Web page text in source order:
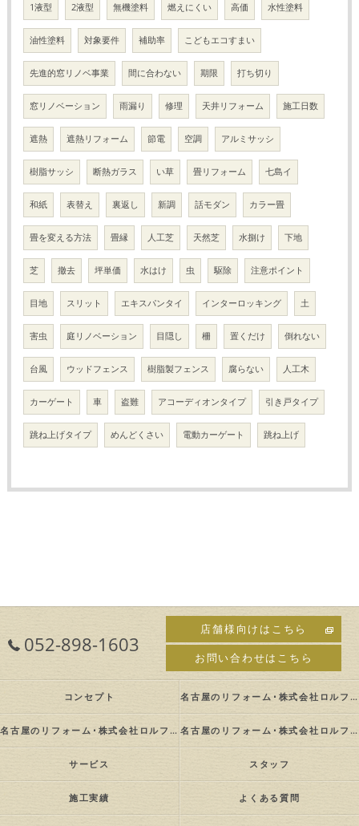
1液型 2液型 無機塗料 燃えにくい 高価 水性塗料
油性塗料 対象要件 補助率 こどもエコすまい
先進的窓リノベ事業 間に合わない 期限 打ち切り
窓リノベーション 雨漏り 修理 天井リフォーム 施工日数
遮熱 遮熱リフォーム 節電 空調 アルミサッシ
樹脂サッシ 断熱ガラス い草 畳リフォーム 七島イ
和紙 表替え 裏返し 新調 話モダン カラー畳
畳を変える方法 畳縁 人工芝 天然芝 水捌け 下地
芝 撤去 坪単価 水はけ 虫 駆除 注意ポイント
目地 スリット エキスパンタイ インターロッキング 土
害虫 庭リノベーション 目隠し 柵 置くだけ 倒れない
台風 ウッドフェンス 樹脂製フェンス 腐らない 人工木
カーゲート 車 盗難 アコーディオンタイプ 引き戸タイプ
跳ね上げタイプ めんどくさい 電動カーゲート 跳ね上げ
052-898-1603
店舗様向けはこちら
お問い合わせはこちら
コンセプト 名古屋のリフォーム･株式会社ロルフの口コミ情報
名古屋のリフォーム･株式会社ロルフの評判 名古屋のリフォーム･株式会社ロルフのお客様の声
サービス スタッフ
施工実績 よくある質問